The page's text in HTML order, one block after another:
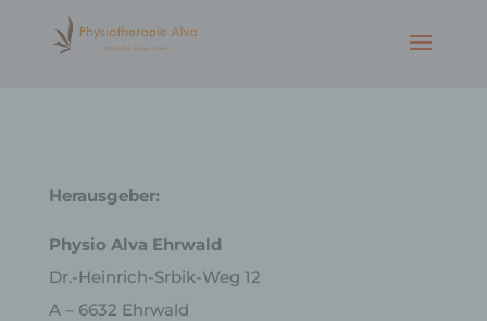
Herausgeber:
Physio Alva Ehrwald
Dr.-Heinrich-Srbik-Weg 12
A – 6632 Ehrwald